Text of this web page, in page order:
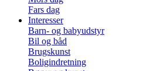
Fars dag
Interesser
Barn- og babyudstyr
Bil og båd
Brugskunst
Boligindretning